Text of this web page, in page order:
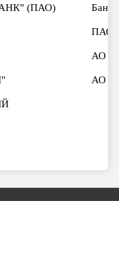
(ПАО) Банк
ПАО
АО
АО